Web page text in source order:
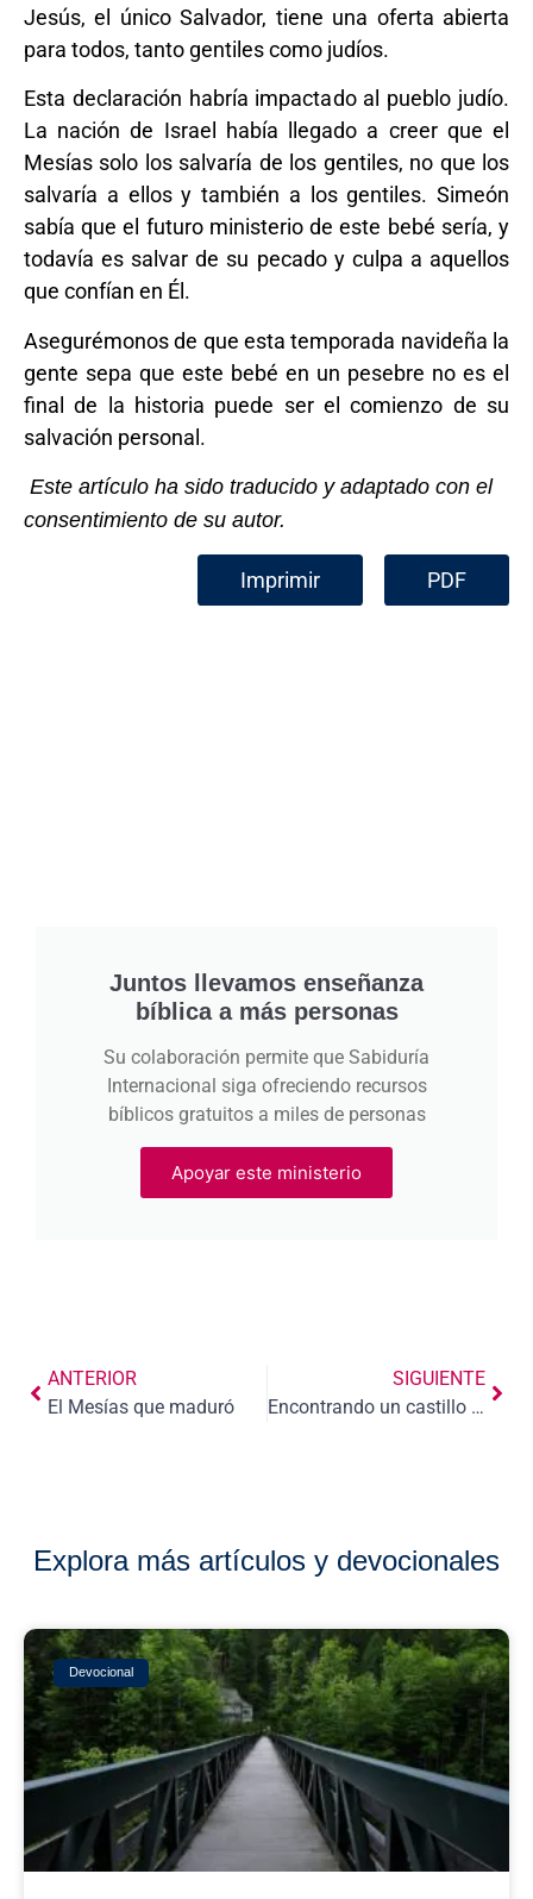
Jesús, el único Salvador, tiene una oferta abierta
para todos, tanto gentiles como judíos.
Esta declaración habría impactado al pueblo judío.
La nación de Israel había llegado a creer que el
Mesías solo los salvaría de los gentiles, no que los
salvaría a ellos y también a los gentiles. Simeón
sabía que el futuro ministerio de este bebé sería, y
todavía es salvar de su pecado y culpa a aquellos
que confían en Él.
Asegurémonos de que esta temporada navideña la
gente sepa que este bebé en un pesebre no es el
final de la historia puede ser el comienzo de su
salvación personal.
Este artículo ha sido traducido y adaptado con el
consentimiento de su autor.
Imprimir PDF
Juntos llevamos enseñanza
bíblica a más personas
Su colaboración permite que Sabiduría
Internacional siga ofreciendo recursos
bíblicos gratuitos a miles de personas
Apoyar este ministerio
ANTERIOR
El Mesías que maduró
SIGUIENTE
Encontrando un castillo fuerte en Dios
Explora más artículos y devocionales
Devocional